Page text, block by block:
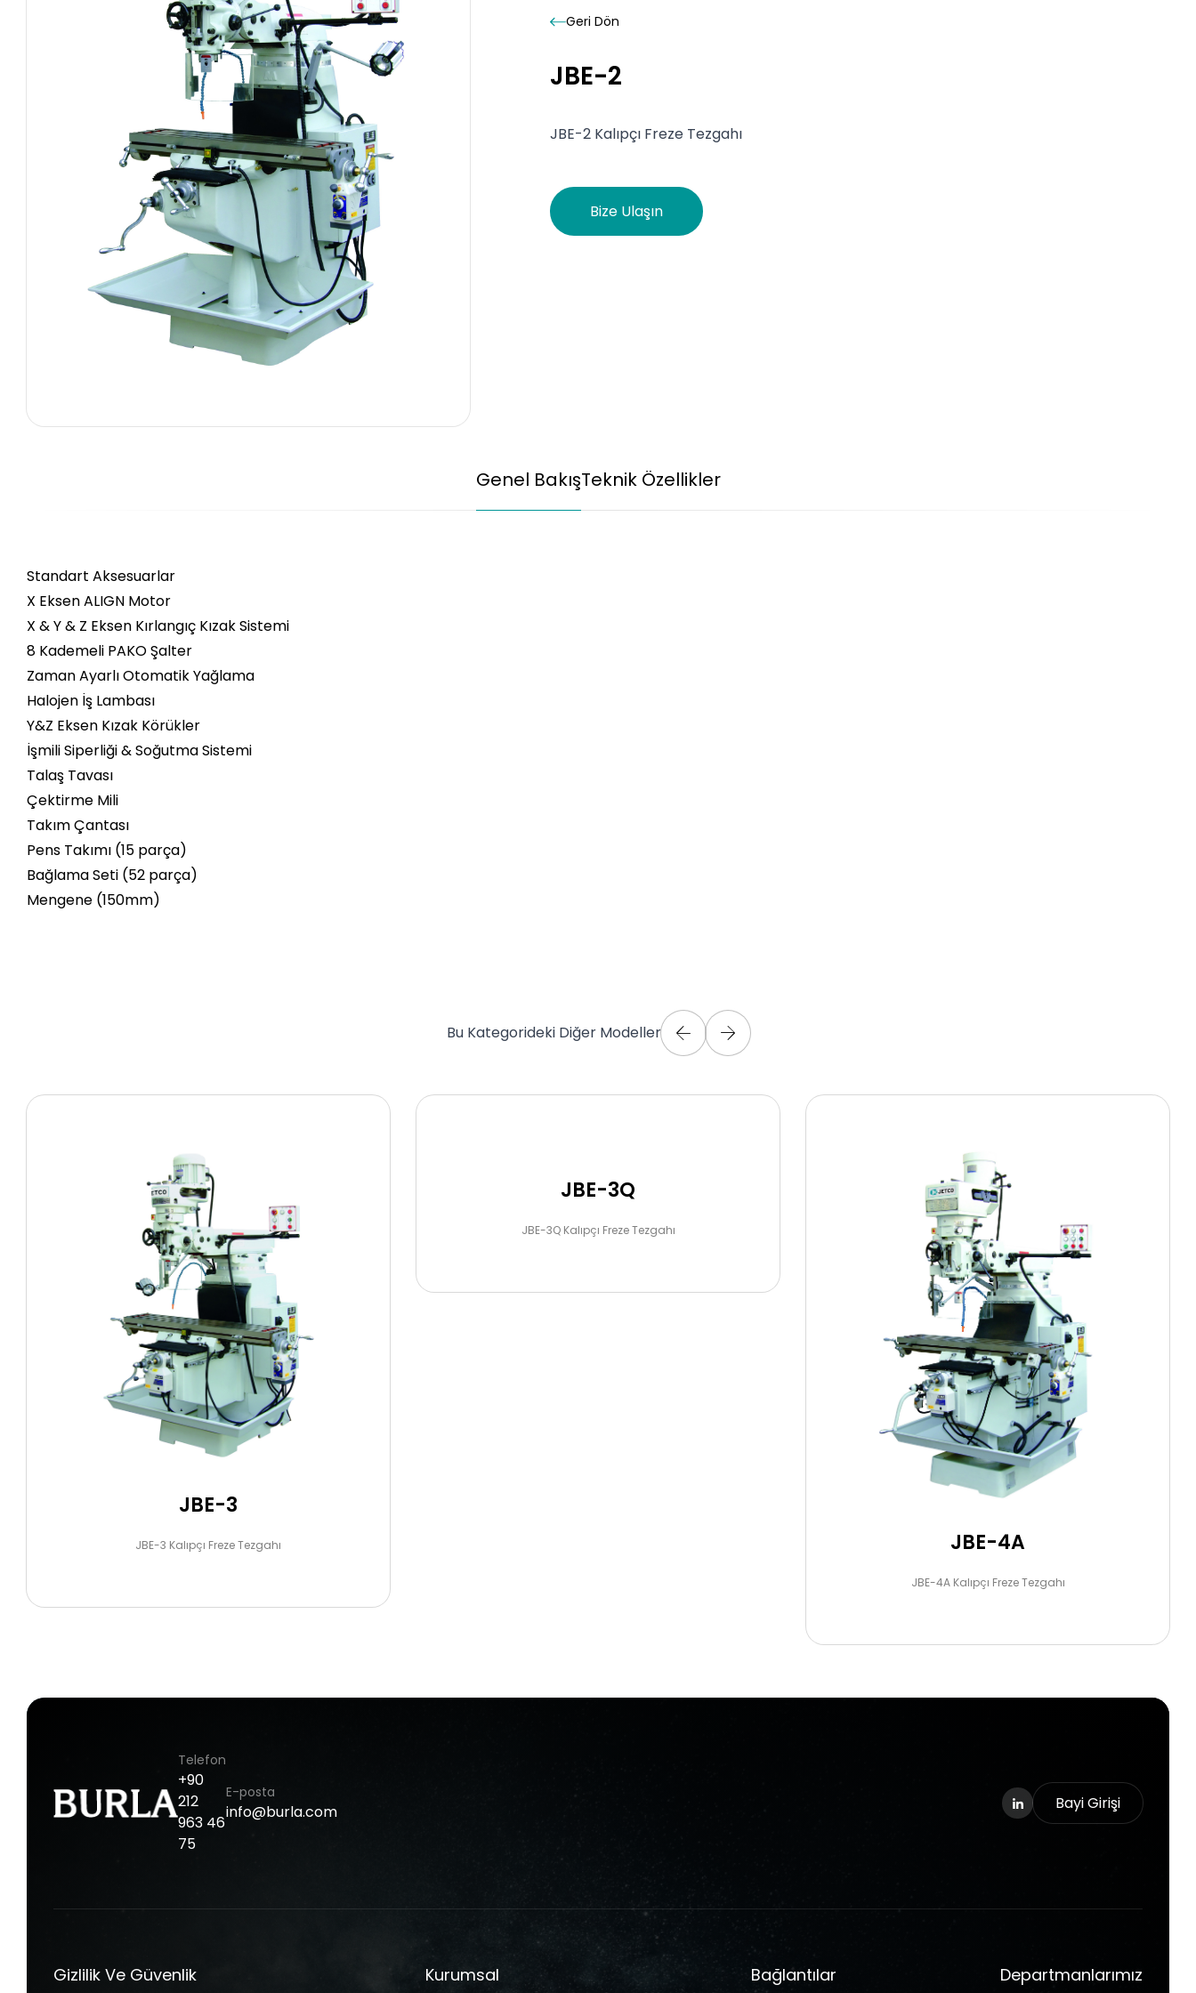
Geri Dön
JBE-2
JBE-2 Kalıpçı Freze Tezgahı
Bize Ulaşın
Genel BakışTeknik Özellikler
Standart Aksesuarlar
X Eksen ALIGN Motor
X & Y & Z Eksen Kırlangıç Kızak Sistemi
8 Kademeli PAKO Şalter
Zaman Ayarlı Otomatik Yağlama
Halojen İş Lambası
Y&Z Eksen Kızak Körükler
İşmili Siperliği & Soğutma Sistemi
Talaş Tavası
Çektirme Mili
Takım Çantası
Pens Takımı (15 parça)
Bağlama Seti (52 parça)
Mengene (150mm)
Bu Kategorideki Diğer Modeller
JBE-3
JBE-3 Kalıpçı Freze Tezgahı
JBE-3Q
JBE-3Q Kalıpçı Freze Tezgahı
JBE-4A
JBE-4A Kalıpçı Freze Tezgahı
Telefon
+90
212
963 46
75
E-posta
info@burla.com Bayi Girişi
Gizlilik Ve Güvenlik Kurumsal Bağlantılar Departmanlarımız